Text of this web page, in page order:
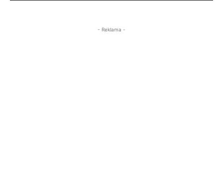
- Reklama -